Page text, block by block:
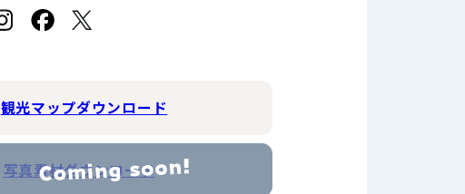
観光マップダウンロード
写真素材ダウンロード